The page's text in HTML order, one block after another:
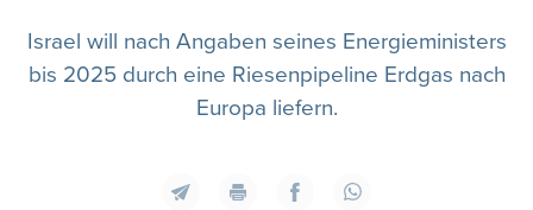
Israel will nach Angaben seines Energieministers
bis 2025 durch eine Riesenpipeline Erdgas nach
Europa liefern.